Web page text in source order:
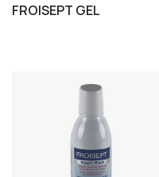
FROISEPT GEL